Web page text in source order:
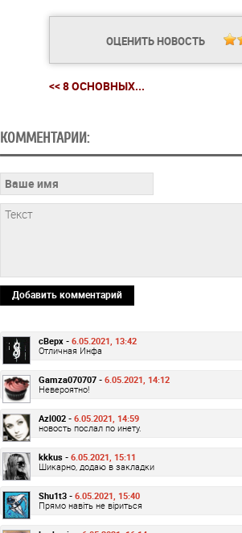
ОЦЕНИТЬ НОВОСТЬ
<< 8 ОСНОВНЫХ...
КОММЕНТАРИИ:
Добавить комментарий
cBepx - 6.05.2021, 13:42
Отличная Инфа
Gamza070707 - 6.05.2021, 14:12
Невероятно!
Azl002 - 6.05.2021, 14:59
новость послал по инету.
kkkus - 6.05.2021, 15:11
Шикарно, додаю в закладки
Shu1t3 - 6.05.2021, 15:40
Прямо навіть не віриться